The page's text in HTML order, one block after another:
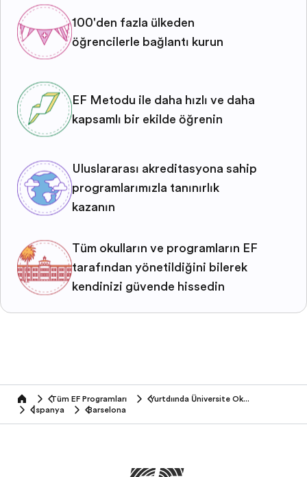
100'den fazla ülkeden
öğrencilerle bağlantı kurun
EF Metodu ile daha hızlı ve daha
kapsamlı bir şekilde öğrenin
Uluslararası akreditasyona sahip
programlarımızla tanınırlık
kazanın
Tüm okulların ve programların EF
tarafından yönetildiğini bilerek
kendinizi güvende hissedin
home Tüm EF Programları
Yurtdışında Üniversite Okumak
İspanya
Barselona